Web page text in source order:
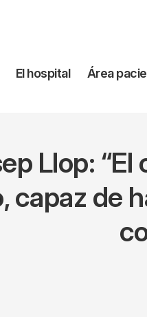
Navegación
El hospital Área
Llop:
capaz de